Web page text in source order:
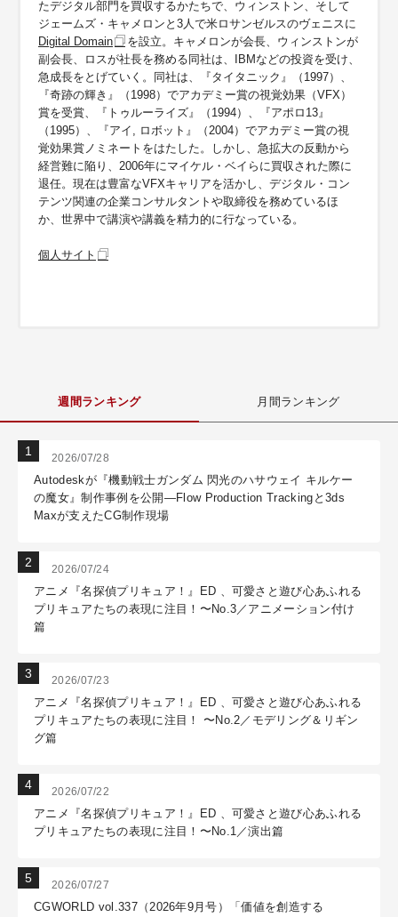
たデジタル部門を買収するかたちで、ウィンストン、そして
ジェームズ・キャメロンと3人で米ロサンゼルスのヴェニスに
Digital Domain
を設立。キャメロンが会長、ウィンストンが
副会長、ロスが社長を務める同社は、IBMなどの投資を受け、
急成長をとげていく。同社は、『タイタニック』（1997）、
『奇跡の輝き』（1998）でアカデミー賞の視覚効果（VFX）
賞を受賞、『トゥルーライズ』（1994）、『アポロ13』
（1995）、『アイ, ロボット』（2004）でアカデミー賞の視
覚効果賞ノミネートをはたした。しかし、急拡大の反動から
経営難に陥り、2006年にマイケル・ベイらに買収された際に
退任。現在は豊富なVFXキャリアを活かし、デジタル・コン
テンツ関連の企業コンサルタントや取締役を務めているほ
か、世界中で講演や講義を精力的に行なっている。
個人サイト
週間ランキング 月間ランキング
2026/07/28
Autodeskが『機動戦士ガンダム 閃光のハサウェイ キルケー
の魔女』制作事例を公開―Flow Production Trackingと3ds
Maxが支えたCG制作現場
2026/07/24
アニメ『名探偵プリキュア！』ED 、可愛さと遊び心あふれる
プリキュアたちの表現に注目！〜No.3／アニメーション付け
篇
2026/07/23
アニメ『名探偵プリキュア！』ED 、可愛さと遊び心あふれる
プリキュアたちの表現に注目！ 〜No.2／モデリング＆リギン
グ篇
2026/07/22
アニメ『名探偵プリキュア！』ED 、可愛さと遊び心あふれる
プリキュアたちの表現に注目！〜No.1／演出篇
2026/07/27
CGWORLD vol.337（2026年9月号）「価値を創造する